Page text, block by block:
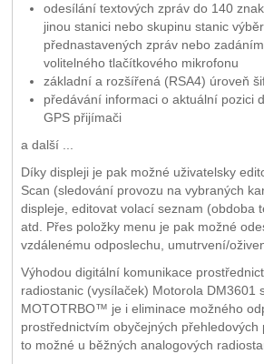
odesílání textových zpráv do 140
jinou stanici nebo skupinu stanic
přednastavených zpráv nebo
volitelného tlačítkového mikrofonu
základní a rozšířená (RSA4) úroveň
předávání informaci o aktuální pozici
GPS přijímači
a další ...
Díky displeji je pak možné uživatelsky
Scan (sledování provozu na vybraných
displeje, editovat volací seznam (obdoba
atd. Přes položky menu je pak možné
vzdálenému odposlechu, umutrvení/
Výhodou digitální komunikace
radiostanic (vysílaček) Motorola DM3601
MOTOTRBO™ je i eliminace možného
prostřednictvím obyčejných přehledových
to možné u běžných analogových